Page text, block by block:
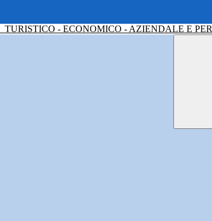
TURISTICO - ECONOMICO - AZIENDALE E